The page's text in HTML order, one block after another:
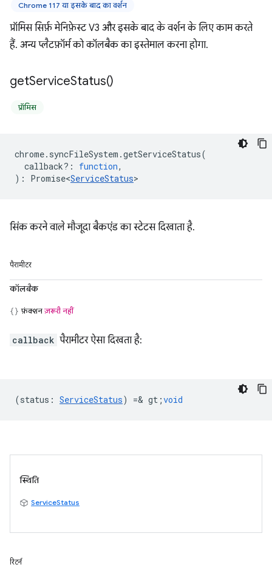
Chrome 117 या इसके बाद का वर्शन
प्रॉमिस सिर्फ़ मेनिफ़ेस्ट V3 और इसके बाद के वर्शन के लिए काम करते
हैं. अन्य प्लैटफ़ॉर्म को कॉलबैक का इस्तेमाल करना होगा.
getServiceStatus()
प्रॉमिस
chrome. syncFileSystem .getServiceStatus(
callback? : function,
) : Promise<ServiceStatus>
सिंक करने वाले मौजूदा बैकएंड का स्टेटस दिखाता है.
पैरामीटर
कॉलबैक
फ़ंक्शनज़रूरी नहीं
callback पैरामीटर ऐसा दिखता है:
(status : ServiceStatus) =& gt;void
स्थिति
ServiceStatus
रिटर्न